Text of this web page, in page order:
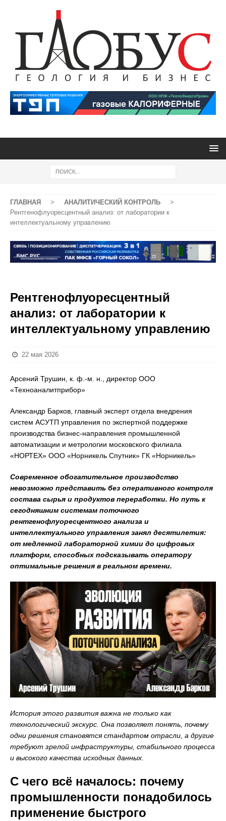
ГЛАВНАЯ > АНАЛИТИЧЕСКИЙ КОНТРОЛЬ
>
Рентгенофлуоресцентный анализ: от лаборатории к
интеллектуальному управлению
Рентгенофлуоресцентный
анализ: от лаборатории к
интеллектуальному управлению
22 мая 2026
Арсений Трушин, к. ф.-м. н., директор ООО
«Техноаналитприбор»
Александр Барков, главный эксперт отдела внедрения
систем АСУТП управления по экспертной поддержке
производства бизнес-направления промышленной
автоматизации и метрологии московского филиала
«НОРТЕХ» ООО «Норникель Спутник» ГК «Норникель»
Современное обогатительное производство
невозможно представить без оперативного контроля
состава сырья и продуктов переработки. Но путь к
сегодняшним системам поточного
рентгенофлуоресцентного анализа и
интеллектуального управления занял десятилетия:
от медленной лабораторной химии до цифровых
платформ, способных подсказывать оператору
оптимальные решения в реальном времени.
История этого развития важна не только как
технологический экскурс. Она позволяет понять, почему
одни решения становятся стандартом отрасли, а другие
требуют зрелой инфраструктуры, стабильного процесса
и высокого качества исходных данных.
С чего всё началось: почему
промышленности понадобилось
применение быстрого